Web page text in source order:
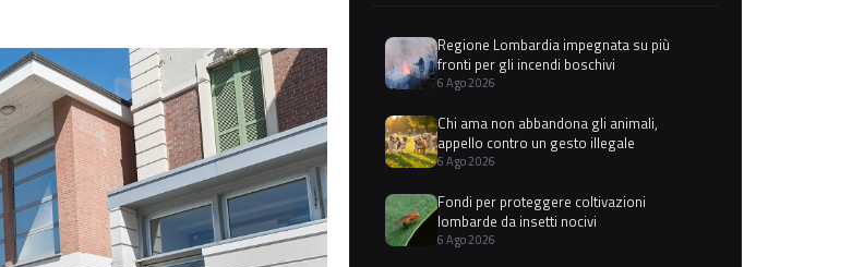
Regione Lombardia impegnata su più
fronti per gli incendi boschivi
6 Ago 2026
Chi ama non abbandona gli animali,
appello contro un gesto illegale
6 Ago 2026
Fondi per proteggere coltivazioni
lombarde da insetti nocivi
6 Ago 2026